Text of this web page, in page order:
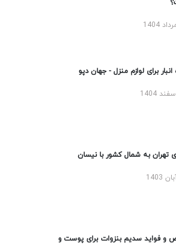
انبار برای لوازم منزل - جهان دپو
تهران به شمال کشور با نیسان
و فواید سدیم بنزوات برای پوست و